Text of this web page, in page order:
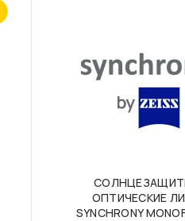
ОПТИЧЕСКИЕ
SYNCHRONY